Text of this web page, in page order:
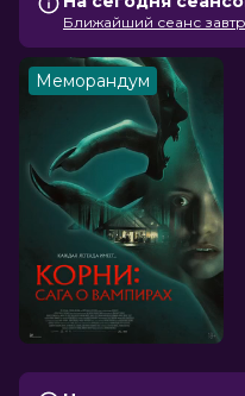
Ближайший сеанс
Меморандум